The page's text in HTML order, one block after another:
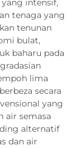
intensif,
tenaga yang
tenunan
bulat,
baharu pada
lima
secara
yang
air semasa
alternatif
dan air